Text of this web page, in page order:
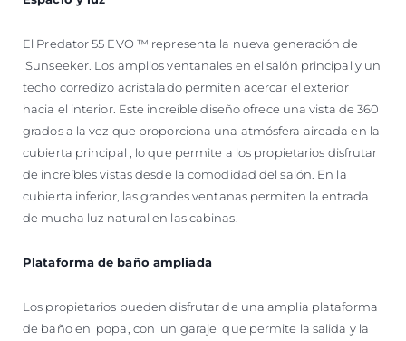
El Predator 55 EVO ™ representa la nueva generación de
Sunseeker. Los amplios ventanales en el salón principal y un
techo corredizo acristalado permiten acercar el exterior
hacia el interior. Este increíble diseño ofrece una vista de 360 ​​
grados a la vez que proporciona una atmósfera aireada en la
cubierta principal , lo que permite a los propietarios disfrutar
de increíbles vistas desde la comodidad del salón. En la
cubierta inferior, las grandes ventanas permiten la entrada
de mucha luz natural en las cabinas.
Plataforma de baño ampliada
Los propietarios pueden disfrutar de una amplia plataforma
de baño en popa, con un garaje que permite la salida y la